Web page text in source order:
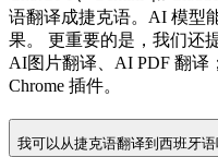
语翻译成捷克语。AI 模型
果。 更重要的是，我们还
AI图片翻译、AI PDF 翻译
Chrome 插件。
我可以从捷克语翻译到西班牙语